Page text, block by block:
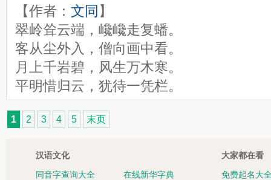
【作者： 文同 】
翠岭耸云端，巉巉走复蟠。
客从尘外入，僧向画中看。
月上千岩碧，风生万木寒。
平明惜归云，犹待一凭栏。
1 2 3 4 5 末页
汉语文化
同音字查询大全
在线新华字典
大家都在看
免费起名大